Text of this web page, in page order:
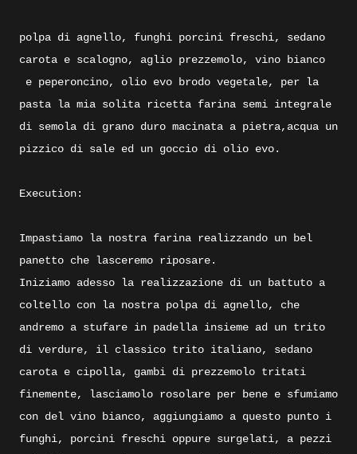
polpa di agnello, funghi porcini freschi, sedano
carota e scalogno, aglio prezzemolo, vino bianco
e peperoncino, olio evo brodo vegetale, per la
pasta la mia solita ricetta farina semi integrale
di semola di grano duro macinata a pietra,acqua un
pizzico di sale ed un goccio di olio evo.
Execution:
Impastiamo la nostra farina realizzando un bel
panetto che lasceremo riposare.
Iniziamo adesso la realizzazione di un battuto a
coltello con la nostra polpa di agnello, che
andremo a stufare in padella insieme ad un trito
di verdure, il classico trito italiano, sedano
carota e cipolla, gambi di prezzemolo tritati
finemente, lasciamolo rosolare per bene e sfumiamo
con del vino bianco, aggiungiamo a questo punto i
funghi, porcini freschi oppure surgelati, a pezzi